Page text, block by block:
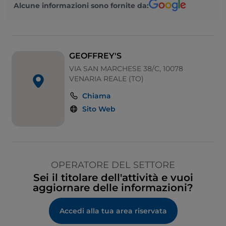
Alcune informazioni sono fornite da:
GEOFFREY'S
VIA SAN MARCHESE 38/C, 10078
VENARIA REALE (TO)
Chiama
Sito Web
OPERATORE DEL SETTORE
Sei il titolare dell'attività e vuoi
aggiornare delle informazioni?
Accedi alla tua area riservata